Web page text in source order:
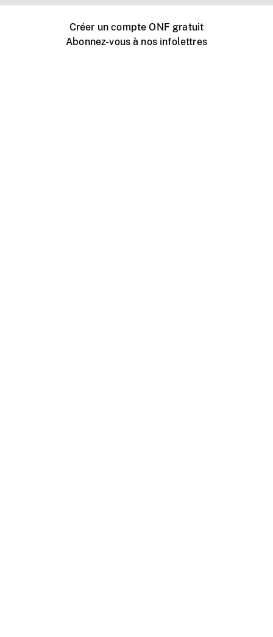
Créer un compte ONF gratuit
Abonnez-vous à nos infolettres